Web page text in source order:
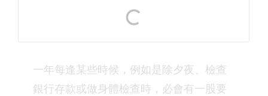
一年每逢某些時候，例如是除夕夜、檢查
銀行存款或做身體檢查時，必會有一股要